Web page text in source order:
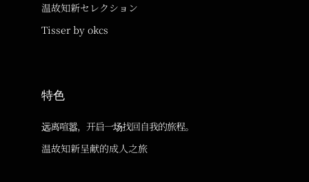
温故知新セレクション
Tisser by okcs
特色
远离喧嚣，开启一场找回自我的旅程。
温故知新呈献的成人之旅